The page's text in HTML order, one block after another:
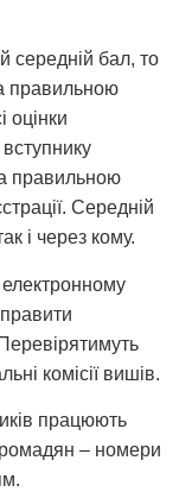
середній бал, то
правильною
оцінки
правильною
Середній
і через кому.
комісії вишів.
працюють
– номери